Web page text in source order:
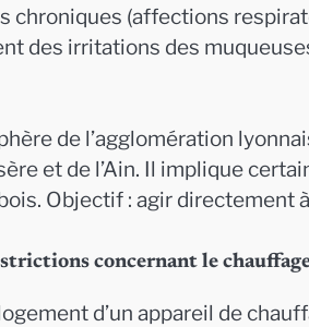
chroniques (affections
des irritations des
de l’agglomération
et de l’Ain. Il implique
Objectif : agir directement
concernant le
d’un appareil de